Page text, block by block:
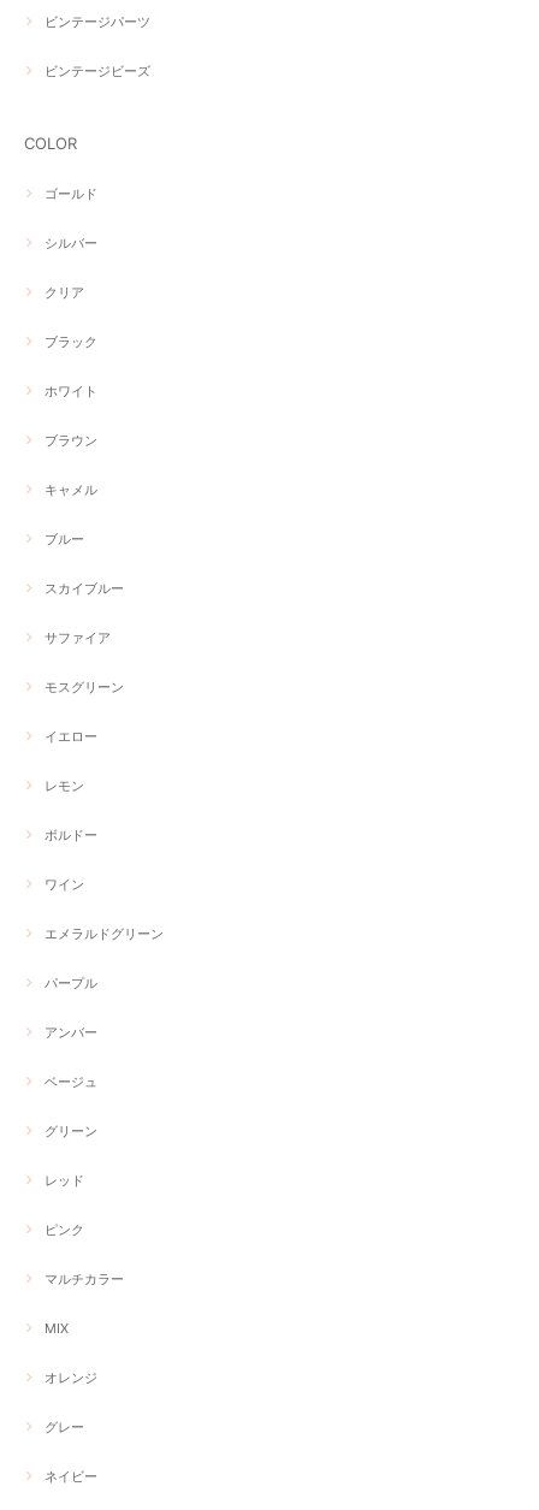
ビンテージパーツ
ビンテージビーズ
COLOR
ゴールド
シルバー
クリア
ブラック
ホワイト
ブラウン
キャメル
ブルー
スカイブルー
サファイア
モスグリーン
イエロー
レモン
ボルドー
ワイン
エメラルドグリーン
パープル
アンバー
ベージュ
グリーン
レッド
ピンク
マルチカラー
MIX
オレンジ
グレー
ネイビー